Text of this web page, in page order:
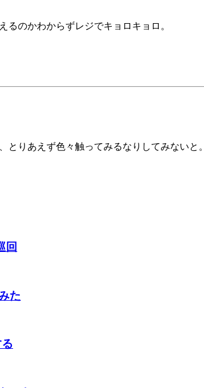
るのかわからずレジでキョロキョロ。
りあえず色々触ってみるなりしてみないと。
回
た